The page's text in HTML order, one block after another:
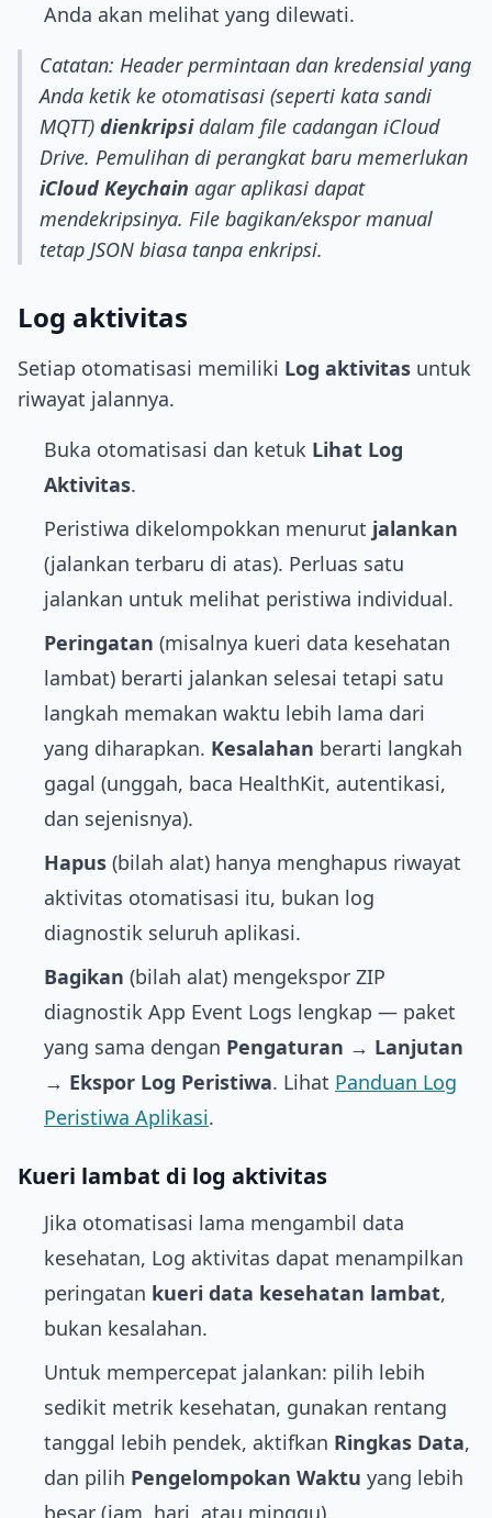
Anda akan melihat yang dilewati.
Catatan: Header permintaan dan kredensial yang
Anda ketik ke otomatisasi (seperti kata sandi
MQTT) dienkripsidalam file cadangan iCloud
Drive. Pemulihan di perangkat baru memerlukan
iCloud Keychain agar aplikasi dapat
mendekripsinya. File bagikan/ekspor manual
tetap JSON biasa tanpa enkripsi.
Log aktivitas
Setiap otomatisasi memiliki Log aktivitas untuk
riwayat jalannya.
Buka otomatisasi dan ketuk Lihat Log
Aktivitas.
Peristiwa dikelompokkan menurut jalankan
(jalankan terbaru di atas). Perluas satu
jalankan untuk melihat peristiwa individual.
Peringatan (misalnya kueri data kesehatan
lambat) berarti jalankan selesai tetapi satu
langkah memakan waktu lebih lama dari
yang diharapkan. Kesalahan berarti langkah
gagal (unggah, baca HealthKit, autentikasi,
dan sejenisnya).
Hapus (bilah alat) hanya menghapus riwayat
aktivitas otomatisasi itu, bukan log
diagnostik seluruh aplikasi.
Bagikan (bilah alat) mengekspor ZIP
diagnostik App Event Logs lengkap — paket
yang sama dengan Pengaturan → Lanjutan
→ Ekspor Log Peristiwa. Lihat Panduan Log
Peristiwa Aplikasi.
Kueri lambat di log aktivitas
Jika otomatisasi lama mengambil data
kesehatan, Log aktivitas dapat menampilkan
peringatan kueri data kesehatan lambat,
bukan kesalahan.
Untuk mempercepat jalankan: pilih lebih
sedikit metrik kesehatan, gunakan rentang
tanggal lebih pendek, aktifkan Ringkas Data,
dan pilih Pengelompokan Waktu yang lebih
besar (jam, hari, atau minggu).